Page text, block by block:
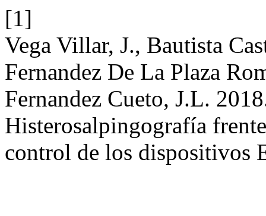
[1]
Vega Villar, J., Bautista
Fernandez De La Plaza
Fernandez Cueto, J.L.
Histerosalpingografía
control de los dispositivos